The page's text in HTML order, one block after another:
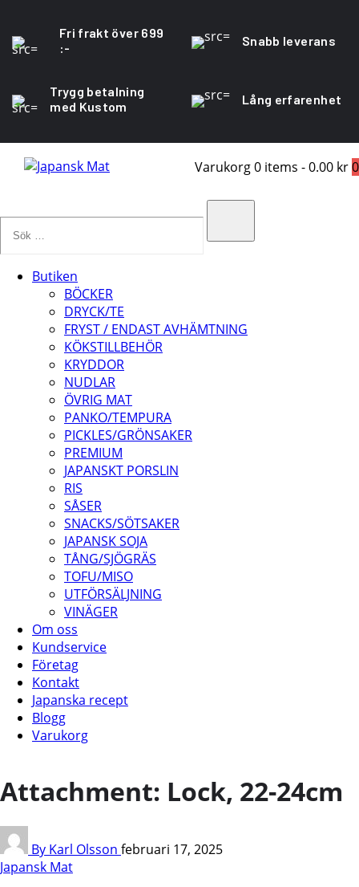
Fri frakt över 699
:-
Snabb leverans
Trygg betalning
med Kustom
Lång erfarenhet
Varukorg0 items -0.00 kr0
Butiken
BÖCKER
DRYCK/TE
FRYST / ENDAST AVHÄMTNING
KÖKSTILLBEHÖR
KRYDDOR
NUDLAR
ÖVRIG MAT
PANKO/TEMPURA
PICKLES/GRÖNSAKER
PREMIUM
JAPANSKT PORSLIN
RIS
SÅSER
SNACKS/SÖTSAKER
JAPANSK SOJA
TÅNG/SJÖGRÄS
TOFU/MISO
UTFÖRSÄLJNING
VINÄGER
Om oss
Kundservice
Företag
Kontakt
Japanska recept
Blogg
Varukorg
Attachment: Lock, 22-24cm
By Karl Olsson februari 17, 2025
Japansk Mat